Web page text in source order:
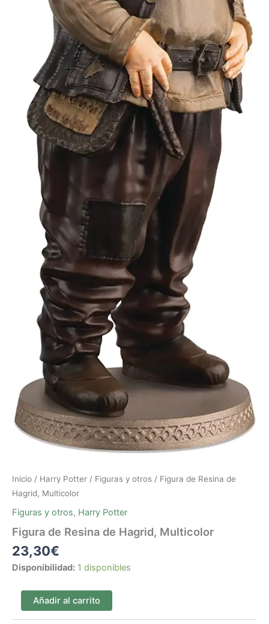
Inicio / Harry Potter / Figuras y otros / Figura de Resina de
Hagrid, Multicolor
Figuras y otros, Harry Potter
Figura de Resina de Hagrid, Multicolor
23,30€
Disponibilidad: 1 disponibles
Añadir al carrito